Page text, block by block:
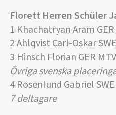
Florett Herren Schüler
1 Khachatryan Aram
2 Ahlqvist Carl-Oskar
3 Hinsch Florian GER
Övriga svenska
4 Rosenlund Gabriel
7 deltagare